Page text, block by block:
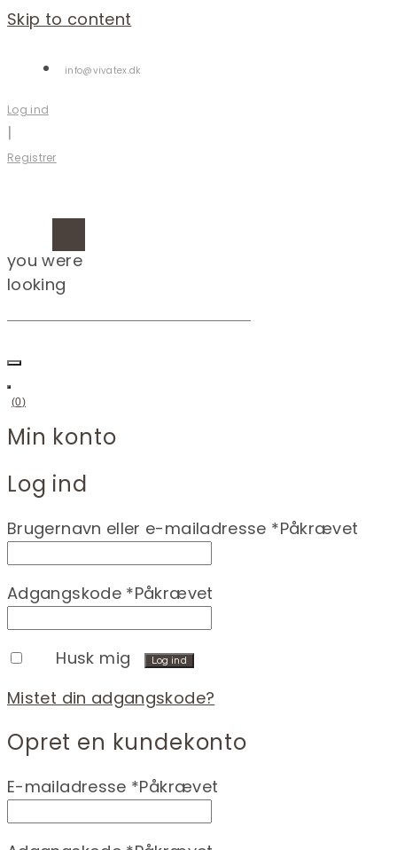
Skip to content
info@vivatex.dk
Log ind
|
Registrer
you were
looking
(0)
Min konto
Log ind
Brugernavn eller e-mailadresse *Påkrævet
Adgangskode *Påkrævet
Husk mig Log ind
Mistet din adgangskode?
Opret en kundekonto
E-mailadresse *Påkrævet